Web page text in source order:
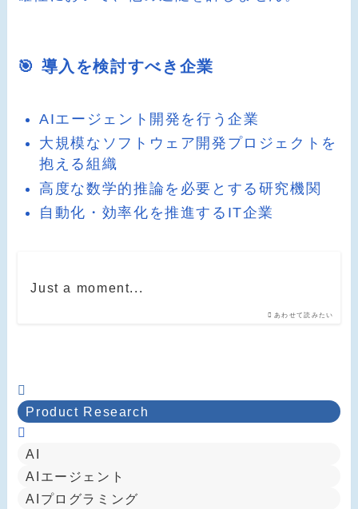
🎯 導入を検討すべき企業
AIエージェント開発を行う企業
大規模なソフトウェア開発プロジェクトを
抱える組織
高度な数学的推論を必要とする研究機関
自動化・効率化を推進するIT企業
あわせて読みたい
Just a moment...
Product Research
AI
AIエージェント
AIプログラミング